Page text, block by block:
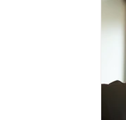
Ética de la